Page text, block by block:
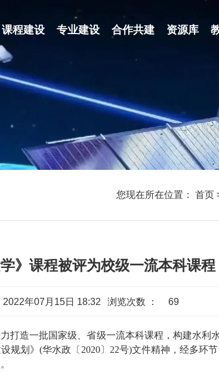
课程建设 专业建设 合作共建 资源库
您现在所在位置：首页
学》课程被评为校级一流本科课程
2022年07月15日 18:32 浏览次数 ： 69
打造一批国家级、省级一流本科课程，构建水利
规划》(华水政〔2020〕22号)文件精神，经多环